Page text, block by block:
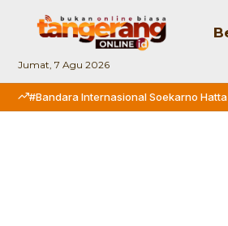
Jumat, 7 Agu 2026
#Bandara Internasional Soekarno Hatta